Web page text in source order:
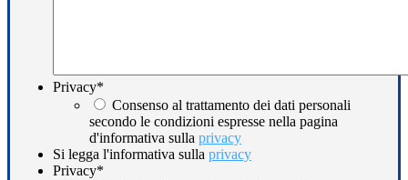
Privacy*
Consenso al trattamento dei dati personali
secondo le condizioni espresse nella pagina
d'informativa sulla privacy
Si legga l'informativa sulla privacy
Privacy*